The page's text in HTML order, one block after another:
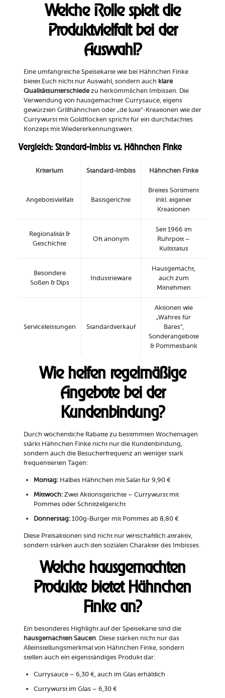
Welche Rolle spielt die
Produktvielfalt bei der
Auswahl?
Eine umfangreiche Speisekarte wie bei Hähnchen Finke
bietet Euch nicht nur Auswahl, sondern auch klare
Qualitätsunterschiedezu herkömmlichen Imbissen. Die
Verwendung von hausgemachter Currysauce, eigens
gewürzten Grillhähnchen oder „de luxe“-Kreationen wie der
Currywurst mit Goldflocken spricht für ein durchdachtes
Konzept mit Wiedererkennungswert.
Vergleich: Standard-Imbiss vs. Hähnchen Finke
Kriterium Standard-Imbiss Hähnchen Finke
Angebotsvielfalt Basisgerichte
Breites Sortiment
inkl. eigener
Kreationen
Regionalität &
Geschichte
Oft anonym
Seit 1966 im
Ruhrpott –
Kultstatus
Besondere
Soßen & Dips
Industrieware
Hausgemacht,
auch zum
Mitnehmen
Serviceleistungen Standardverkauf
Aktionen wie
„Wahres für
Bares“,
Sonderangebote
& Pommesbank
Wie helfen regelmäßige
Angebote bei der
Kundenbindung?
Durch wöchentliche Rabatte zu bestimmten Wochentagen
stärkt Hähnchen Finke nicht nur die Kundenbindung,
sondern auch die Besucherfrequenz an weniger stark
frequentierten Tagen:
Montag:Halbes Hähnchen mit Salat für 9,90 €
Mittwoch:Zwei Aktionsgerichte – Currywurst mit
Pommes oder Schnitzelgericht
Donnerstag:100g-Burger mit Pommes ab 8,80 €
Diese Preisaktionen sind nicht nur wirtschaftlich attraktiv,
sondern stärken auch den sozialen Charakter des Imbisses.
Welche hausgemachten
Produkte bietet Hähnchen
Finke an?
Ein besonderes Highlight auf der Speisekarte sind die
hausgemachten Saucen. Diese stärken nicht nur das
Alleinstellungsmerkmal von Hähnchen Finke, sondern
stellen auch ein eigenständiges Produkt dar:
Currysauce – 6,30 €, auch im Glas erhältlich
Currywurst im Glas – 6,30 €